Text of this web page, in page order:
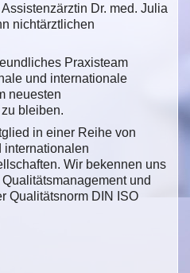
Dr. med. Julia
nichtärztlichen
Praxisteam
und internationale
neuesten
bleiben.
in einer Reihe von
internationalen
Wir bekennen uns
und
Qualitätsnorm DIN ISO